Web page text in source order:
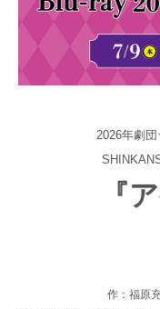
2026年劇
『
作：福原